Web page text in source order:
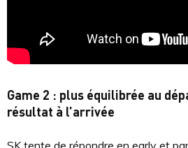
Game 2 : plus équilibrée au
résultat à l’arrivée
SK tente de répondre en early et